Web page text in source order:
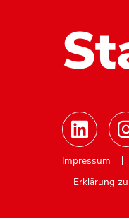
Mastodon
Impressum
Erklärung